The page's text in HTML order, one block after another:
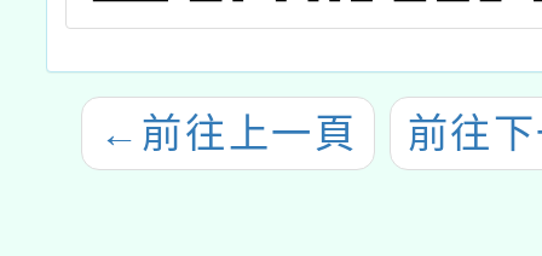
← 前往上一頁 前往